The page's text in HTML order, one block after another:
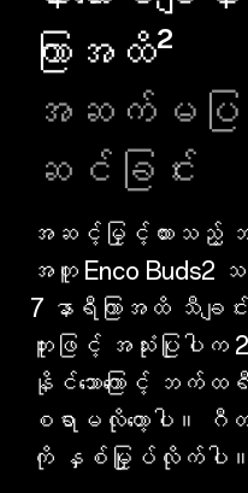
ကြာအထိ²
အဆက်မပြတ်
ဆင်ခြင်း
အဆင့်မြှင့်ထားသ
အတူ Enco Buds2
7 နာရီကြာအထိ သီချ
ဘူးဖြင့် အသုံးပြုပါက
နိုင်သောကြောင့် ဘ
စရာမလိုတော့ပါ။ ဂီ
ကို နှစ်မြှုပ်လိုက်ပါ။